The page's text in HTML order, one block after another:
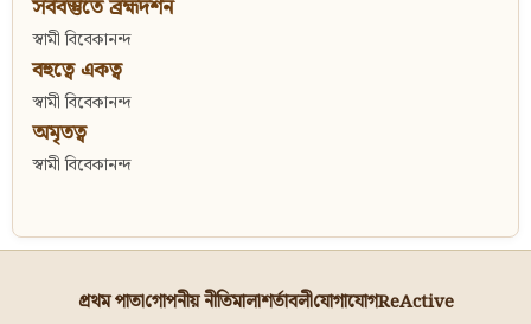
সর্ববস্তুতে ব্রহ্মদর্শন
স্বামী বিবেকানন্দ
বহুত্বে একত্ব
স্বামী বিবেকানন্দ
অমৃতত্ব
স্বামী বিবেকানন্দ
প্রথম পাতাগোপনীয় নীতিমালাশর্তাবলীযোগাযোগReActive